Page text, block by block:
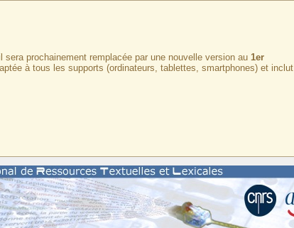
prochainement remplacée par une nouvelle version au 1er
à tous les supports (ordinateurs, tablettes, smartphones) et inclut